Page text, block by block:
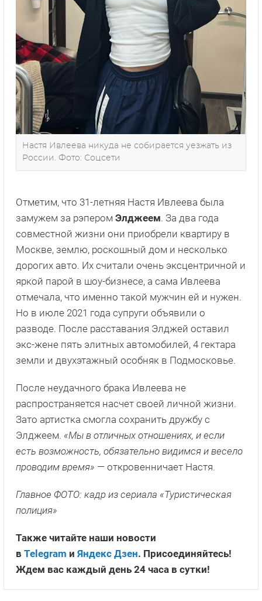
Настя Ивлеева никуда не собирается уезжать из
России. Фото: Соцсети
Отметим, что 31-летняя Настя Ивлеева была
замужем за рэпером Элджеем. За два года
совместной жизни они приобрели квартиру в
Москве, землю, роскошный дом и несколько
дорогих авто. Их считали очень эксцентричной и
яркой парой в шоу-бизнесе, а сама Ивлеева
отмечала, что именно такой мужчин ей и нужен.
Но в июле 2021 года супруги объявили о
разводе. После расставания Элджей оставил
экс-жене пять элитных автомобилей, 4 гектара
земли и двухэтажный особняк в Подмосковье.
После неудачного брака Ивлеева не
распространяется насчет своей личной жизни.
Зато артистка смогла сохранить дружбу с
Элджеем. «Мы в отличных отношениях, и если
есть возможность, обязательно видимся и весело
проводим время» — откровенничает Настя.
Главное ФОТО: кадр из сериала «Туристическая
полиция»
Также читайте наши новости
в Telegram и Яндекс Дзен. Присоединяйтесь!
Ждем вас каждый день 24 часа в сутки!